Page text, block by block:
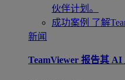
伙伴计划。
成功案例 了解
新闻
TeamViewer 报告其 AI